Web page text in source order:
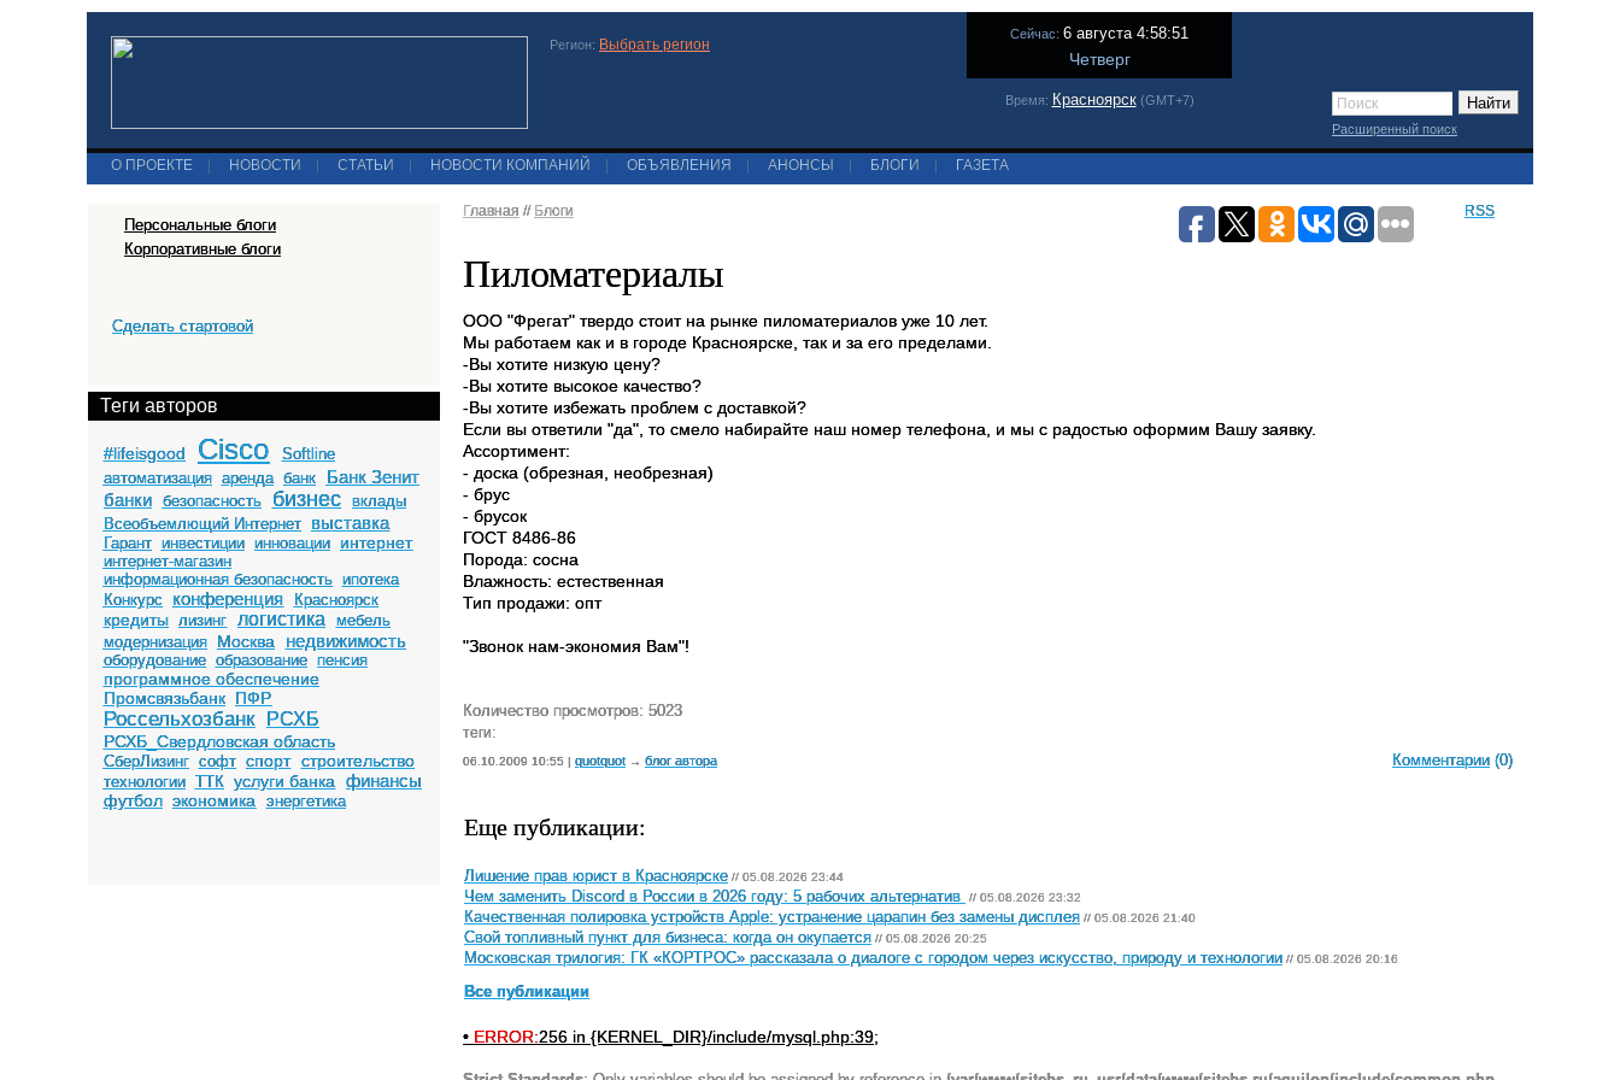
Регион: Выбрать регион
Сейчас: 6 августа 4:58:51
Четверг
Время: Красноярск(GMT+7)
Расширенный поиск
О ПРОЕКТЕ НОВОСТИ СТАТЬИ НОВОСТИ КОМПАНИЙ ОБЪЯВЛЕНИЯ АНОНСЫ БЛОГИ ГАЗЕТА
Персональные блоги
Корпоративные блоги
Сделать стартовой
Теги авторов
#lifeisgood Cisco
Softline
автоматизация аренда банк
Банк Зенит
банки безопасность бизнес
вклады
Всеобъемлющий Интернет
выставка
Гарант инвестиции инновации интернет
интернет-магазин
информационная безопасность ипотека
Конкурс
конференция Красноярск
кредиты лизинг логистика
мебель
модернизация
Москва недвижимость
оборудование образование пенсия
программное обеспечение
Промсвязьбанк ПФР
Россельхозбанк РСХБ
РСХБ_Свердловская область
СберЛизинг софт спорт строительство
технологии ТТК услуги банка финансы
футбол экономика энергетика
Главная // Блоги RSS
Пиломатериалы
ООО "Фрегат" твердо стоит на рынке пиломатериалов уже 10 лет.
Мы работаем как и в городе Красноярске, так и за его пределами.
-Вы хотите низкую цену?
-Вы хотите высокое качество?
-Вы хотите избежать проблем с доставкой?
Если вы ответили "да", то смело набирайте наш номер телефона, и мы с радостью оформим Вашу заявку.
Ассортимент:
- доска (обрезная, необрезная)
- брус
- брусок
ГОСТ 8486-86
Порода: сосна
Влажность: естественная
Тип продажи: опт
"Звонок нам-экономия Вам"!
Количество просмотров: 5023
теги:
06.10.2009 10:55 | quotquot → блог автора Комментарии (0)
Еще публикации:
Лишение прав юрист в Красноярске // 05.08.2026 23:44
Чем заменить Discord в России в 2026 году: 5 рабочих альтернатив // 05.08.2026 23:32
Качественная полировка устройств Apple: устранение царапин без замены дисплея // 05.08.2026 21:40
Свой топливный пункт для бизнеса: когда он окупается // 05.08.2026 20:25
Московская трилогия: ГК «КОРТРОС» рассказала о диалоге с городом через искусство, природу и технологии // 05.08.2026 20:16
Все публикации
• ERROR:256 in {KERNEL_DIR}/include/mysql.php:39;